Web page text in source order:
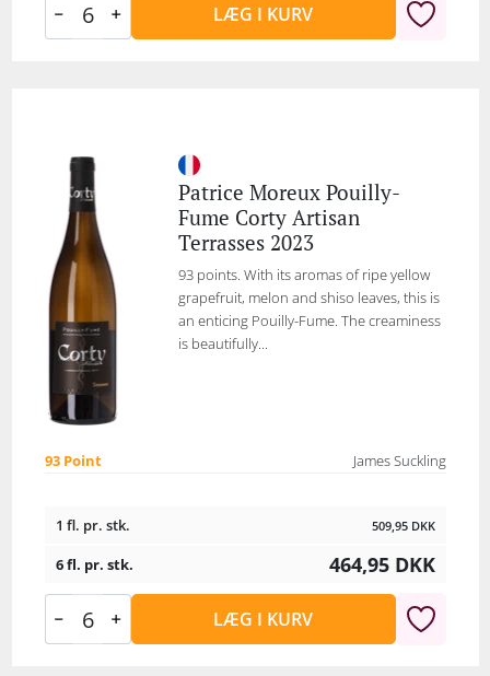
LÆG I KURV
Patrice Moreux Pouilly-
Fume Corty Artisan
Terrasses 2023
93 points. With its aromas of ripe yellow
grapefruit, melon and shiso leaves, this is
an enticing Pouilly-Fume. The creaminess
is beautifully...
93 Point James Suckling
1 fl. pr. stk. 509,95 DKK
6 fl. pr. stk. 464,95 DKK
LÆG I KURV